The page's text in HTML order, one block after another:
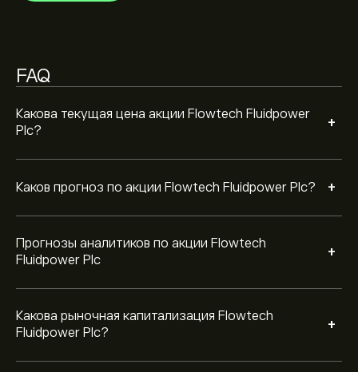
FAQ
Какова текущая цена акции Flowtech Fluidpower
Plc?
+
Каков прогноз по акции Flowtech Fluidpower Plc? +
Прогнозы аналитиков по акции Flowtech
Fluidpower Plc
+
Какова рыночная капитализация Flowtech
Fluidpower Plc?
+